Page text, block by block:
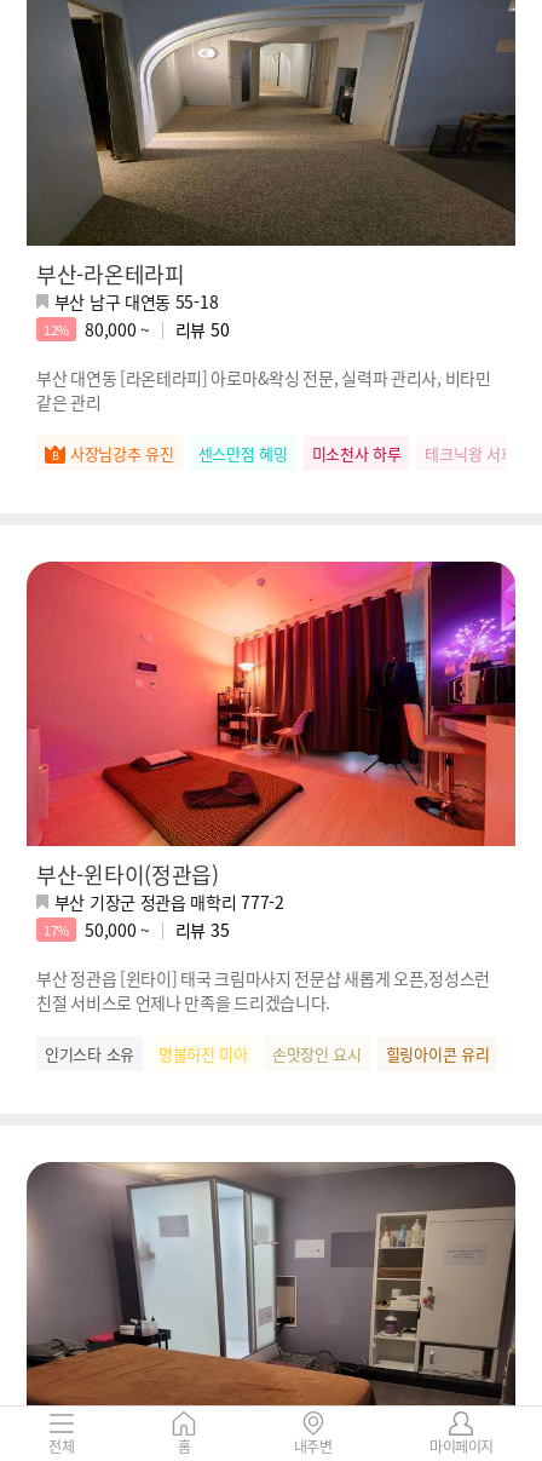
부산-라온테라피
부산 남구 대연동 55-18
12% 80,000 ~ 리뷰 50
부산 대연동 [라온테라피] 아로마&왁싱 전문, 실력파 관리사, 비타민
같은 관리
사장님강추 유진 센스만점 혜밍 미소천사 하루 테크닉왕 서희
부산-윈타이(정관읍)
부산 기장군 정관읍 매학리 777-2
17% 50,000 ~ 리뷰 35
부산 정관읍 [윈타이] 태국 크림마사지 전문샵 새롭게 오픈,정성스런
친절 서비스로 언제나 만족을 드리겠습니다.
인기스타 소유 명불허전 미아 손맛장인 요시 힐링아이콘 유리
전체 홈 내주변 마이페이지